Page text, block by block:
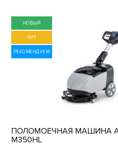
НОВЫЙ
ХИТ
РЕКОМЕНДУЕМ
ПОЛОМОЕЧНАЯ МАШИНА
M350HL